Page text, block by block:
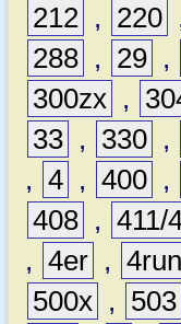
212 , 220
288 , 29 ,
300zx ,
33 , 330 ,
, 4 , 400 ,
408 , 411/
, 4er ,
500x , 503